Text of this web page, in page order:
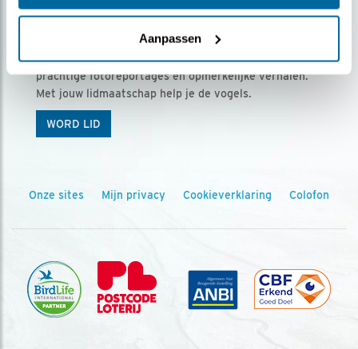
Aanpassen
Ontvang 5 x Vogels voor € 36,00 per jaar
Vogels is het tijdschrift voor onze leden, met
prachtige fotoreportages en opmerkelijke verhalen.
Met jouw lidmaatschap help je de vogels.
WORD LID
Onze sites Mijn privacy Cookieverklaring Colofon